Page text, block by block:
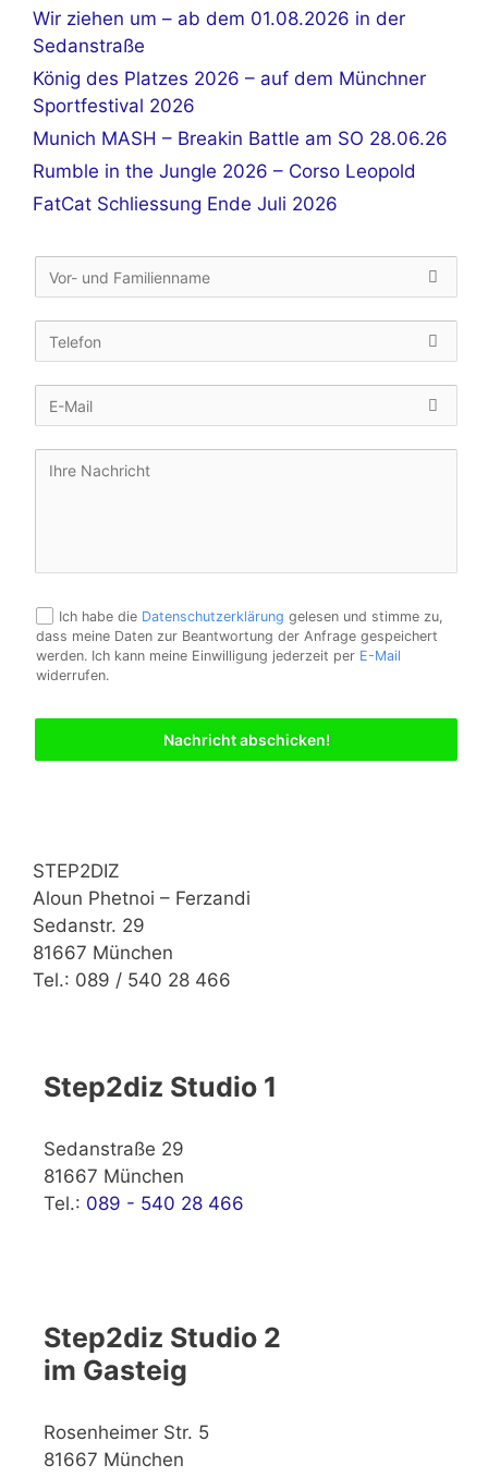
Wir ziehen um – ab dem 01.08.2026 in der
Sedanstraße
König des Platzes 2026 – auf dem Münchner
Sportfestival 2026
Munich MASH – Breakin Battle am SO 28.06.26
Rumble in the Jungle 2026 – Corso Leopold
FatCat Schliessung Ende Juli 2026
Ich habe die Datenschutzerklärung gelesen und stimme zu,
dass meine Daten zur Beantwortung der Anfrage gespeichert
werden. Ich kann meine Einwilligung jederzeit per E-Mail
widerrufen.
Nachricht abschicken!
STEP2DIZ
Aloun Phetnoi – Ferzandi
Sedanstr. 29
81667 München
Tel.: 089 / 540 28 466
Step2diz Studio 1
Sedanstraße 29
81667 München
Tel.: 089 - 540 28 466
Step2diz Studio 2
im Gasteig
Rosenheimer Str. 5
81667 München